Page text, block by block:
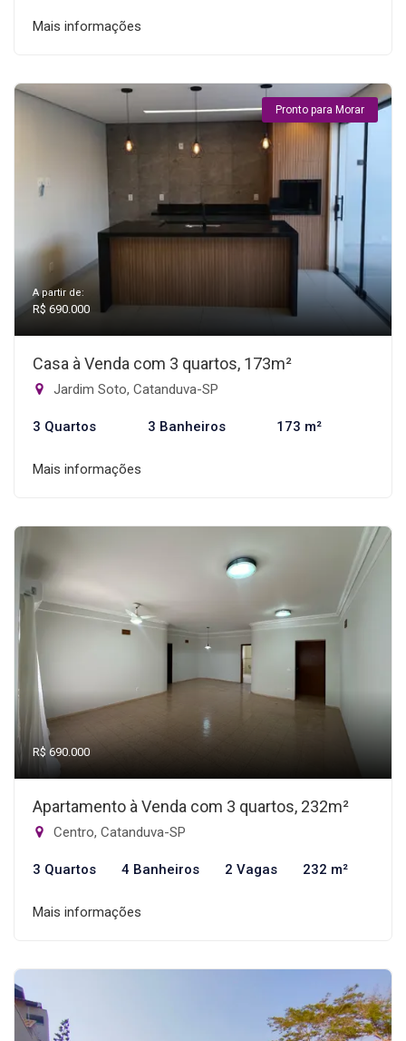
Mais informações
Pronto para Morar
A partir de:
R$ 690.000
Casa à Venda com 3 quartos, 173m²
Jardim Soto, Catanduva-SP
3 Quartos 3 Banheiros 173 m²
Mais informações
R$ 690.000
Apartamento à Venda com 3 quartos, 232m²
Centro, Catanduva-SP
3 Quartos 4 Banheiros 2 Vagas 232 m²
Mais informações